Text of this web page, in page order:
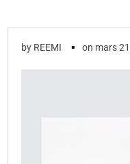
by REEMI ▪ on mars